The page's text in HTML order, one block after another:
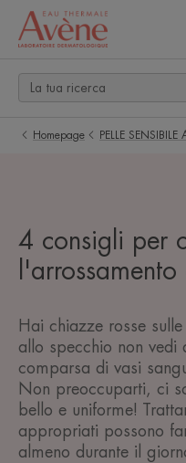
Homepage PELLE SENSIBILE
4 consigli per
Hai chiazze rosse
allo specchio non vedi
comparsa di vasi
Non preoccuparti, ci
bello e uniforme!
appropriati possono
almeno durante il